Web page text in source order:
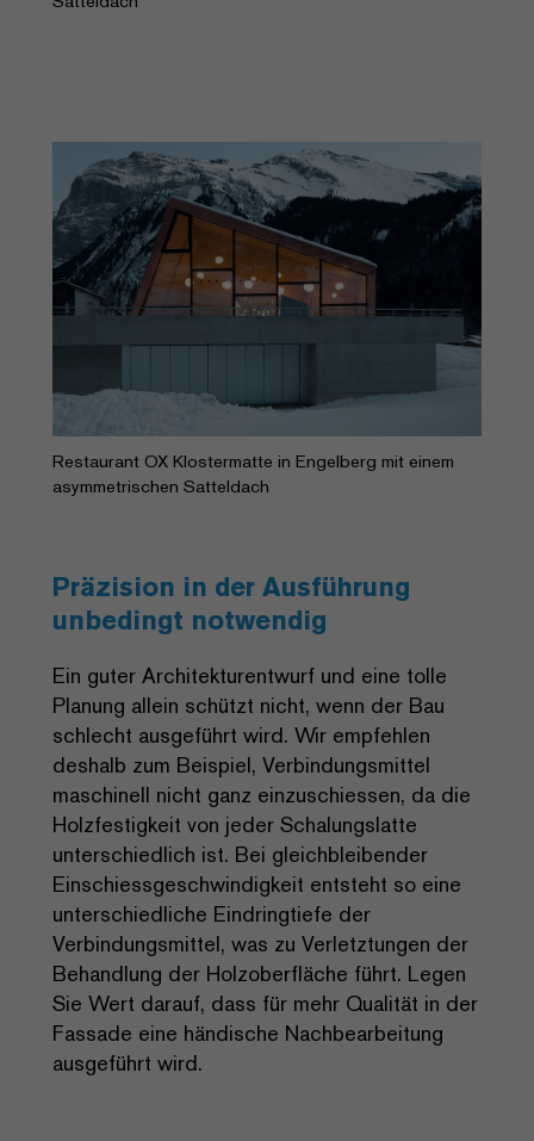
Restaurant OX Klostermatte in Engelberg mit einem
asymmetrischen Satteldach
Präzision in der Ausführung
unbedingt notwendig
Ein guter Architekturentwurf und eine tolle
Planung allein schützt nicht, wenn der Bau
schlecht ausgeführt wird. Wir empfehlen
deshalb zum Beispiel, Verbindungsmittel
maschinell nicht ganz einzuschiessen, da die
Holzfestigkeit von jeder Schalungslatte
unterschiedlich ist. Bei gleichbleibender
Einschiessgeschwindigkeit entsteht so eine
unterschiedliche Eindringtiefe der
Verbindungsmittel, was zu Verletztungen der
Behandlung der Holzoberfläche führt. Legen
Sie Wert darauf, dass für mehr Qualität in der
Fassade eine händische Nachbearbeitung
ausgeführt wird.